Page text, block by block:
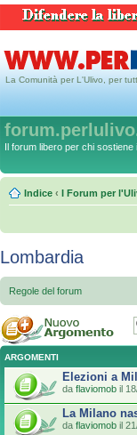
La Comunità per L'Ulivo, per
Il forum libero per chi sostiene
Indice ‹ I Forum per
Lombardia
Regole del forum
ARGOMENTI
Elezioni a
da flaviomob il
La Milano
da flaviomob il